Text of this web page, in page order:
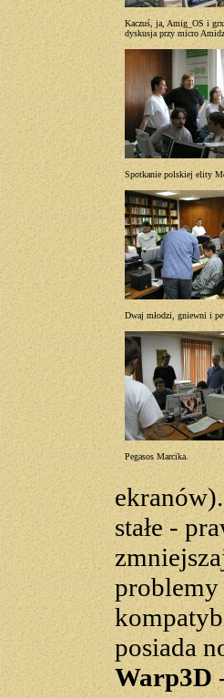
Kaczuś, ja, Amig_OS i
dyskusja przy micro
Spotkanie polskiej elity
Dwaj młodzi, gniewni i
Pegasos Marcika.
stałe -
problemy
posiada
Warp3D